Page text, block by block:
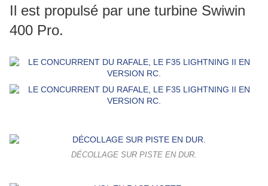
Il est propulsé par une turbine Swiwin
400 Pro.
DÉCOLLAGE SUR PISTE EN DUR.